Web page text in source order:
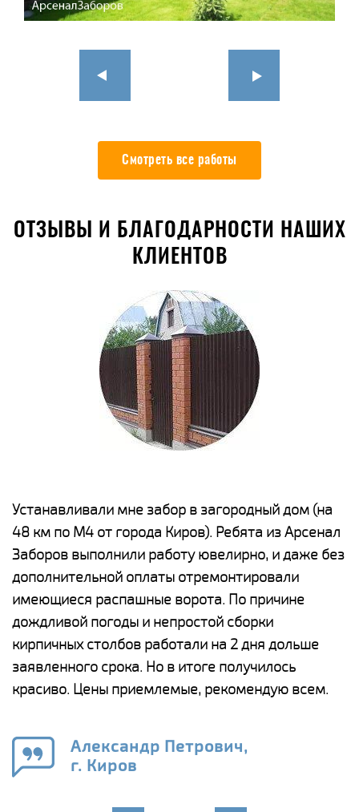
Смотреть все работы
ОТЗЫВЫ И БЛАГОДАРНОСТИ НАШИХ
КЛИЕНТОВ
Устанавливали мне забор в загородный дом (на
48 км по М4 от города Киров). Ребята из Арсенал
Заборов выполнили работу ювелирно, и даже без
дополнительной оплаты отремонтировали
имеющиеся распашные ворота. По причине
дождливой погоды и непростой сборки
кирпичных столбов работали на 2 дня дольше
заявленного срока. Но в итоге получилось
красиво. Цены приемлемые, рекомендую всем.
Александр Петрович,
г. Киров